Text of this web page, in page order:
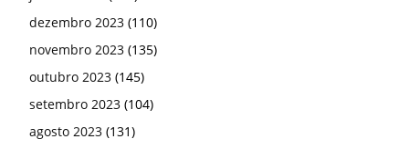
dezembro 2023 (110)
novembro 2023 (135)
outubro 2023 (145)
setembro 2023 (104)
agosto 2023 (131)